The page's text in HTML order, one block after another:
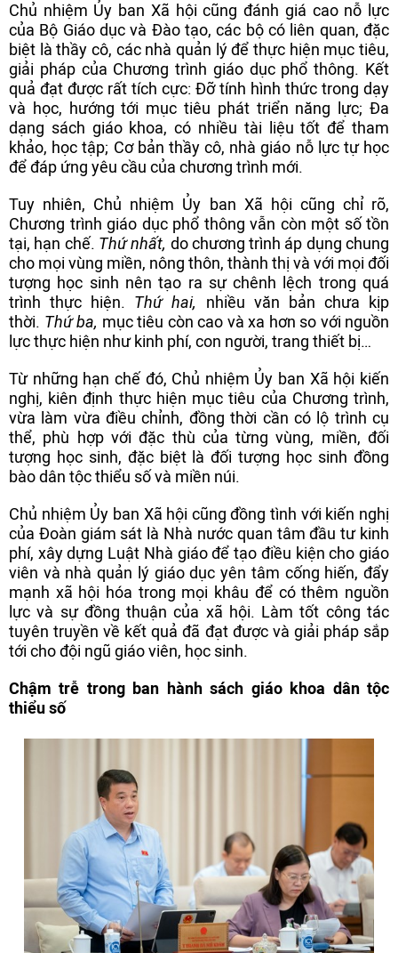
Chủ nhiệm Ủy ban Xã hội cũng đánh giá cao nỗ lực
của Bộ Giáo dục và Đào tạo, các bộ có liên quan, đặc
biệt là thầy cô, các nhà quản lý để thực hiện mục tiêu,
giải pháp của Chương trình giáo dục phổ thông. Kết
quả đạt được rất tích cực: Đỡ tính hình thức trong dạy
và học, hướng tới mục tiêu phát triển năng lực; Đa
dạng sách giáo khoa, có nhiều tài liệu tốt để tham
khảo, học tập; Cơ bản thầy cô, nhà giáo nỗ lực tự học
để đáp ứng yêu cầu của chương trình mới.
Tuy nhiên, Chủ nhiệm Ủy ban Xã hội cũng chỉ rõ,
Chương trình giáo dục phổ thông vẫn còn một số tồn
tại, hạn chế. Thứ nhất, do chương trình áp dụng chung
cho mọi vùng miền, nông thôn, thành thị và với mọi đối
tượng học sinh nên tạo ra sự chênh lệch trong quá
trình thực hiện. Thứ hai,
nhiều văn bản chưa kịp
thời. Thứ ba, mục tiêu còn cao và xa hơn so với nguồn
lực thực hiện như kinh phí, con người, trang thiết bị…
Từ những hạn chế đó, Chủ nhiệm Ủy ban Xã hội kiến
nghị, kiên định thực hiện mục tiêu của Chương trình,
vừa làm vừa điều chỉnh, đồng thời cần có lộ trình cụ
thể, phù hợp với đặc thù của từng vùng, miền, đối
tượng học sinh, đặc biệt là đối tượng học sinh đồng
bào dân tộc thiểu số và miền núi.
Chủ nhiệm Ủy ban Xã hội cũng đồng tình với kiến nghị
của Đoàn giám sát là Nhà nước quan tâm đầu tư kinh
phí, xây dựng Luật Nhà giáo để tạo điều kiện cho giáo
viên và nhà quản lý giáo dục yên tâm cống hiến, đẩy
mạnh xã hội hóa trong mọi khâu để có thêm nguồn
lực và sự đồng thuận của xã hội. Làm tốt công tác
tuyên truyền về kết quả đã đạt được và giải pháp sắp
tới cho đội ngũ giáo viên, học sinh.
Chậm trễ trong ban hành sách giáo khoa dân tộc
thiểu số